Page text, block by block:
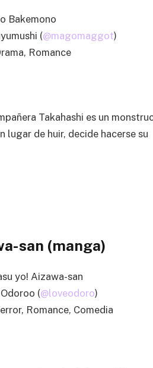
Bakemono
(@magomaggot)
Romance
Takahashi es un
lugar de huir, decide hacerse su
san (manga)
yo! Aizawa-san
(@loveodoro)
Romance, Comedia